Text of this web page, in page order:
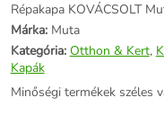
Répakapa KOVÁCSOLT
Márka:Muta
Kategória: Otthon & Kert,
Kapák
Minőségi termékek széles